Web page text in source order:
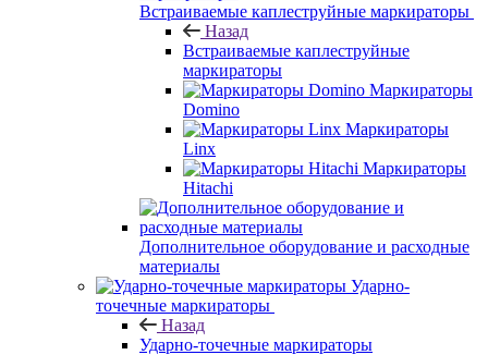
Встраиваемые каплеструйные маркираторы
Назад
Встраиваемые каплеструйные
маркираторы
Маркираторы
Domino
Маркираторы
Linx
Маркираторы
Hitachi
Дополнительное оборудование и расходные
материалы
Ударно-
точечные маркираторы
Назад
Ударно-точечные маркираторы